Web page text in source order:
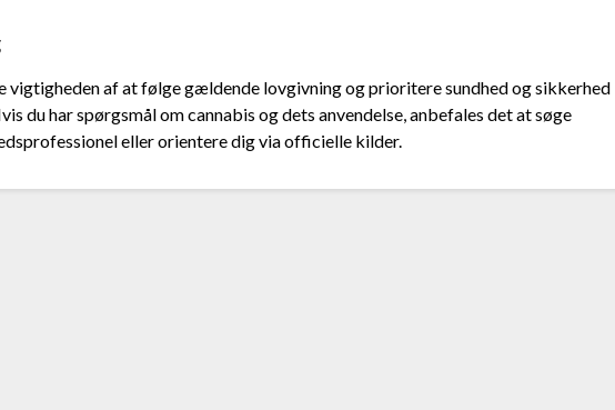
vigtigheden af at følge gældende lovgivning og prioritere sundhed og sikkerhed
du har spørgsmål om cannabis og dets anvendelse, anbefales det at søge
eller orientere dig via officielle kilder.